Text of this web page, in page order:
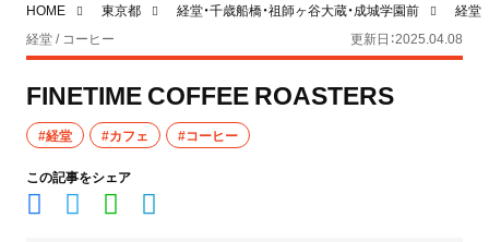
HOME 東京都 経堂・千歳船橋・祖師ヶ谷大蔵・成城学園前
経堂
経堂 / コーヒー
更新日：2025.04.08
FINETIME COFFEE ROASTERS
#経堂 #カフェ #コーヒー
この記事をシェア